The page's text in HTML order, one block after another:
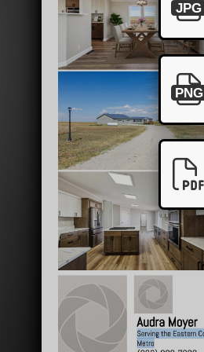
JPG
PNG